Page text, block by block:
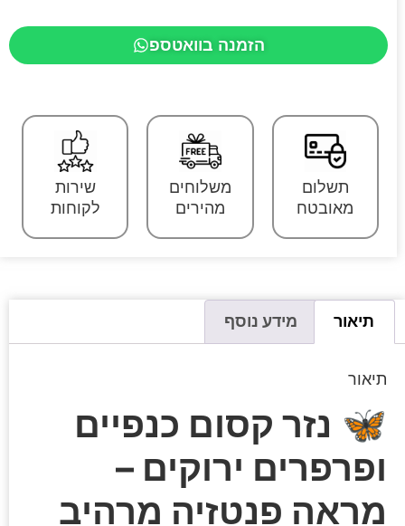
הזמנה בוואטספ
תשלום
מאובטח
משלוחים
מהירים
שירות
לקוחות
תיאור מידע נוסף
תיאור
🦋 נזר קסום כנפיים
ופרפרים ירוקים –
מראה פנטזיה מרהיב